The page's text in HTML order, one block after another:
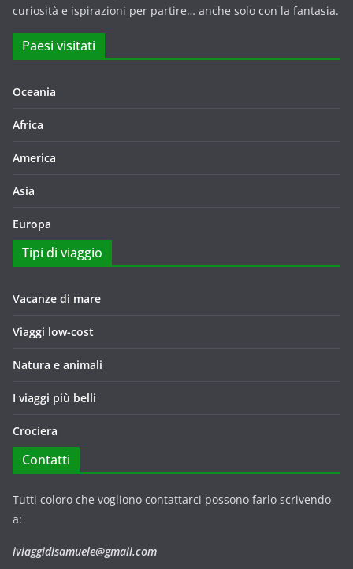
curiosità e ispirazioni per partire… anche solo con la fantasia.
Paesi visitati
Oceania
Africa
America
Asia
Europa
Tipi di viaggio
Vacanze di mare
Viaggi low-cost
Natura e animali
I viaggi più belli
Crociera
Contatti
Tutti coloro che vogliono contattarci possono farlo scrivendo
a:
iviaggidisamuele@gmail.com